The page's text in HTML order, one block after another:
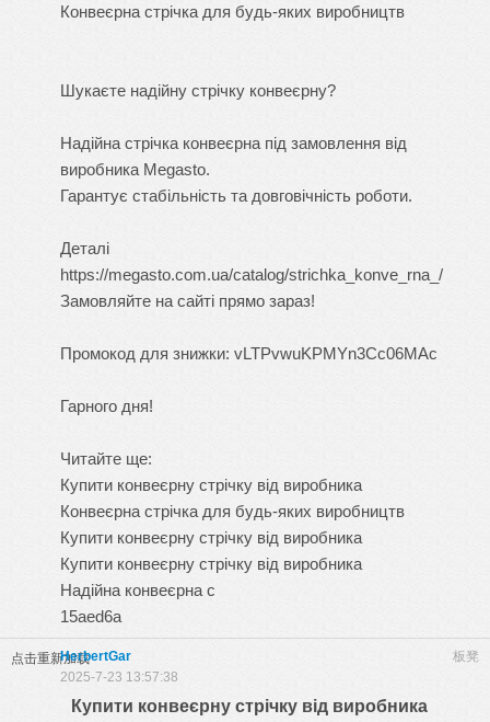
Конвеєрна стрічка для будь-яких виробництв
Шукаєте надійну стрічку конвеєрну?
Надійна стрічка конвеєрна під замовлення від
виробника Megasto.
Гарантує стабільність та довговічність роботи.
Деталі
https://megasto.com.ua/catalog/strichka_konve_rna_/
Замовляйте на сайті прямо зараз!
Промокод для знижки: vLTPvwuKPMYn3Cc06MAc
Гарного дня!
Читайте ще:
Купити конвеєрну стрічку від виробника
Конвеєрна стрічка для будь-яких виробництв
Купити конвеєрну стрічку від виробника
Купити конвеєрну стрічку від виробника
Надійна конвеєрна с
15aed6a
点击重新加载 板凳
HerbertGar
2025-7-23 13:57:38
Купити конвеєрну стрічку від виробника